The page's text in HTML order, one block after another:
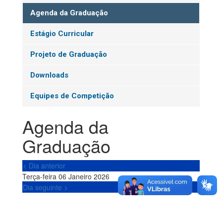
Agenda da Graduação
Estágio Curricular
Projeto de Graduação
Downloads
Equipes de Competição
Agenda da
Graduação
< Dia anterior
Terça-feira 06 Janeiro 2026
Dia seguinte >